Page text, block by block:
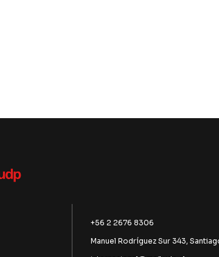
+56 2 2676 8306
Manuel Rodríguez Sur 343,